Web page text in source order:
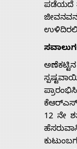
ಪಡೆಯದೆ
ಕೆಆರ್‌ಎಸ್
12 ನೇ